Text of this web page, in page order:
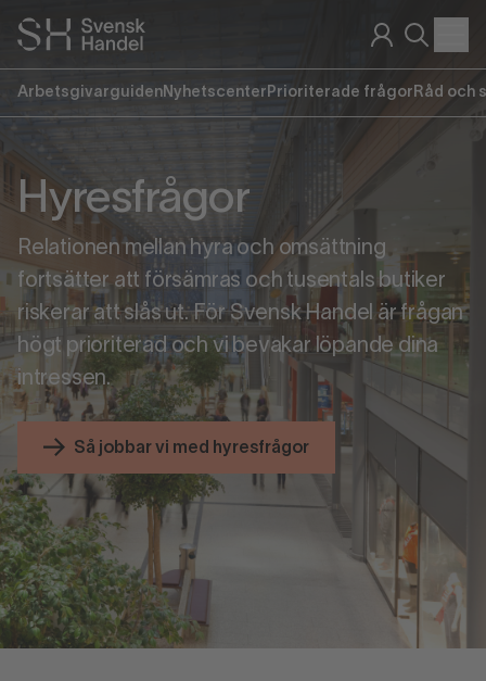
Arbetsgivarguiden Nyhetscenter Prioriterade frågor Råd och
Hyresfrågor
Relationen mellan hyra och omsättning
fortsätter att försämras och tusentals butiker
riskerar att slås ut. För Svensk Handel är frågan
högt prioriterad och vi bevakar löpande dina
intressen.
Så jobbar vi med hyresfrågor